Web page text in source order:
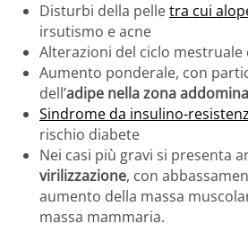
Disturbi della pelletra cui
irsutismo e acne
Alterazioni del ciclo
Aumento ponderale, con
dell’adipe nella zona
Sindrome da insulino-
rischio diabete
Nei casi più gravi si presenta
virilizzazione, con
aumento della massa
massa mammaria.